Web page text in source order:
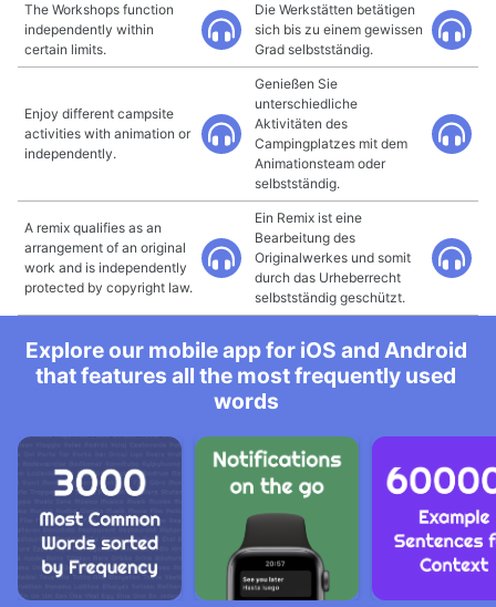
The Workshops function
independently within
certain limits.
Die Werkstätten betätigen
sich bis zu einem gewissen
Grad selbstständig.
Enjoy different campsite
activities with animation or
independently.
Genießen Sie
unterschiedliche
Aktivitäten des
Campingplatzes mit dem
Animationsteam oder
selbstständig.
A remix qualifies as an
arrangement of an original
work and is independently
protected by copyright law.
Ein Remix ist eine
Bearbeitung des
Originalwerkes und somit
durch das Urheberrecht
selbstständig geschützt.
Explore our mobile app for iOS and Android
that features all the most frequently used
words